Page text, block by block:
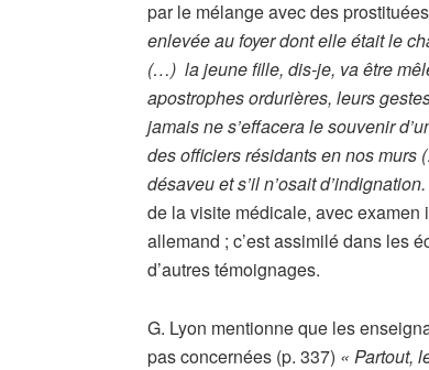
par le mélange avec des
enlevée au foyer dont elle était le
(…) la jeune fille, dis-je, va être
apostrophes ordurières, leurs
jamais ne s’effacera le souvenir
des officiers résidants en nos murs
désaveu et s’il n’osait d’indignation.
de la visite médicale, avec
allemand ; c’est assimilé dans les
d’autres témoignages.
G. Lyon mentionne que les
pas concernées (p. 337) « Partout,